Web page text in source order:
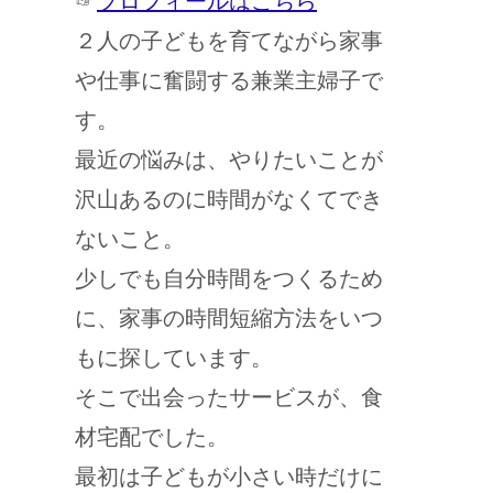
２人の子どもを育てながら家事
や仕事に奮闘する兼業主婦子で
す。
最近の悩みは、やりたいことが
沢山あるのに時間がなくてでき
ないこと。
少しでも自分時間をつくるため
に、家事の時間短縮方法をいつ
もに探しています。
そこで出会ったサービスが、食
材宅配でした。
最初は子どもが小さい時だけに